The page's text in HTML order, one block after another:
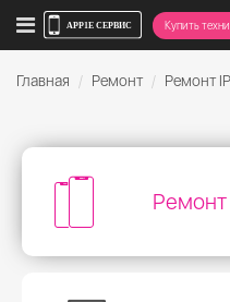
Купить
Главная Ремонт Ремонт
Ремонт